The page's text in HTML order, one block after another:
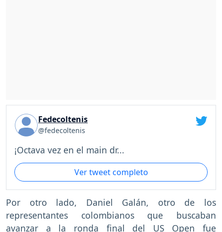
Fedecoltenis
@fedecoltenis
¡Octava vez en el main dr...
Ver tweet completo
Por otro lado, Daniel Galán, otro de los
representantes colombianos que buscaban
avanzar a la ronda final del US Open fue